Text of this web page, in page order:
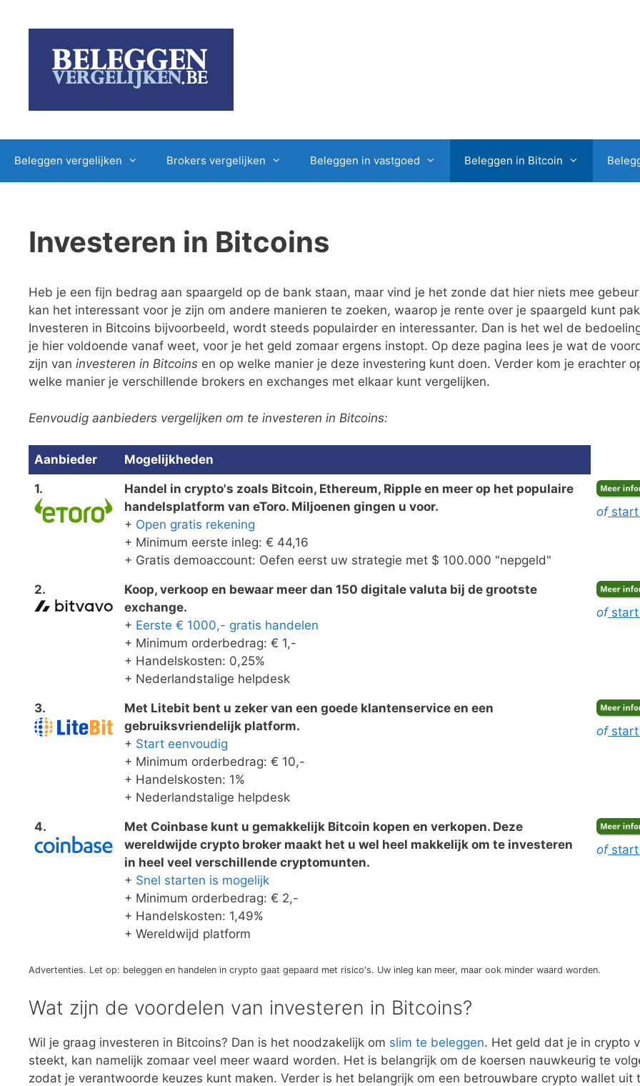
Beleggen vergelijken Brokers vergelijken Beleggen in vastgoed Beleggen in Bitcoin
Investeren in Bitcoins
Heb je een fijn bedrag aan spaargeld op de bank staan, maar vind je het zonde dat hier niets mee
kan het interessant voor je zijn om andere manieren te zoeken, waarop je rente over je spaargeld kunt
Investeren in Bitcoins bijvoorbeeld, wordt steeds populairder en interessanter. Dan is het wel de
je hier voldoende vanaf weet, voor je het geld zomaar ergens instopt. Op deze pagina lees je wat de
zijn van investeren in Bitcoins en op welke manier je deze investering kunt doen. Verder kom je erachter
welke manier je verschillende brokers en exchanges met elkaar kunt vergelijken.
Eenvoudig aanbieders vergelijken om te investeren in Bitcoins:
Aanbieder Mogelijkheden
1.
Handel in crypto's zoals Bitcoin, Ethereum, Ripple en meer op het populaire
handelsplatform van eToro. Miljoenen gingen u voor.
+ Open gratis rekening
+ Minimum eerste inleg: € 44,16
+ Gratis demoaccount: Oefen eerst uw strategie met $ 100.000 "nepgeld"
ofstart
2.
Koop, verkoop en bewaar meer dan 150 digitale valuta bij de grootste
exchange.
+ Eerste € 1000,- gratis handelen
+ Minimum orderbedrag: € 1,-
+ Handelskosten: 0,25%
+ Nederlandstalige helpdesk
ofstart
3.
Met Litebit bent u zeker van een goede klantenservice en een
gebruiksvriendelijk platform.
+ Start eenvoudig
+ Minimum orderbedrag: € 10,-
+ Handelskosten: 1%
+ Nederlandstalige helpdesk
ofstart
4.
Met Coinbase kunt u gemakkelijk Bitcoin kopen en verkopen. Deze
wereldwijde crypto broker maakt het u wel heel makkelijk om te investeren
in heel veel verschillende cryptomunten.
+ Snel starten is mogelijk
+ Minimum orderbedrag: € 2,-
+ Handelskosten: 1,49%
+ Wereldwijd platform
ofstart
Advertenties. Let op: beleggen en handelen in crypto gaat gepaard met risico's. Uw inleg kan meer, maar ook minder waard worden.
Wat zijn de voordelen van investeren in Bitcoins?
Wil je graag investeren in Bitcoins? Dan is het noodzakelijk om slim te beleggen. Het geld dat je in crypto
steekt, kan namelijk zomaar veel meer waard worden. Het is belangrijk om de koersen nauwkeurig te
zodat je verantwoorde keuzes kunt maken. Verder is het belangrijk om een betrouwbare crypto wallet uit